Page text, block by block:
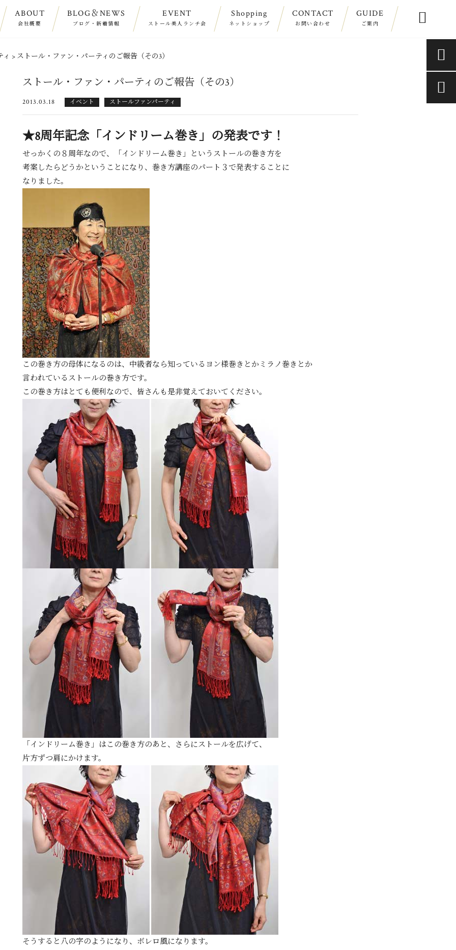
ABOUT
会社概要
BLOG＆NEWS
ブログ・新着情報
EVENT
ストール美人ランチ会
Shopping
ネットショップ
CONTACT
お問い合わせ
GUIDE
ご案内 
> ストール・ファン・パーティのご報告（その3）
ストール・ファン・パーティのご報告（その3）
2013.03.18 イベント ストールファンパーティ
★8周年記念「インドリーム巻き」の発表です！
せっかくの８周年なので、「インドリーム巻き」というストールの巻き方を
考案したらどうかということになり、巻き方講座のパート３で発表することに
なりました。
この巻き方の母体になるのは、中級者なら知っているヨン様巻きとかミラノ巻きとか
言われているストールの巻き方です。
この巻き方はとても便利なので、皆さんも是非覚えておいてください。
「インドリーム巻き」はこの巻き方のあと、さらにストールを広げて、
片方ずつ肩にかけます。
そうすると八の字のようになり、ボレロ風になります。

